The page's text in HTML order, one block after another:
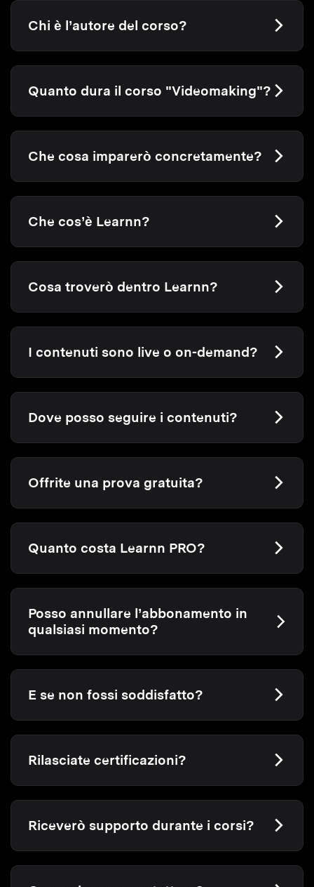
Chi è l’autore del corso?
Quanto dura il corso "Videomaking"?
Che cosa imparerò concretamente?
Che cos’è Learnn?
Cosa troverò dentro Learnn?
I contenuti sono live o on-demand?
Dove posso seguire i contenuti?
Offrite una prova gratuita?
Quanto costa Learnn PRO?
Posso annullare l’abbonamento in
qualsiasi momento?
E se non fossi soddisfatto?
Rilasciate certificazioni?
Riceverò supporto durante i corsi?